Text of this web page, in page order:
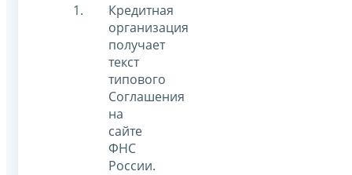
Кредитная
организация
получает
текст
типового
Соглашения
на
сайте
ФНС
России.